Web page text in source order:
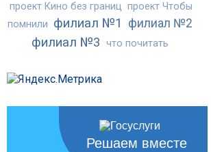
проект Кино без границ проект Чтобы
помнили филиал №1 филиал №2
филиал №3 что почитать
Решаем вместе